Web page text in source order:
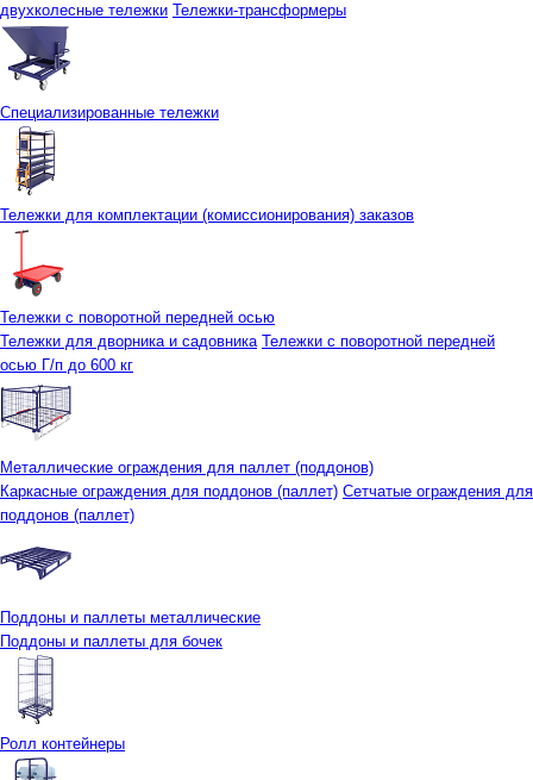
двухколесные тележки Тележки-трансформеры
Специализированные тележки
Тележки для комплектации (комиссионирования) заказов
Тележки с поворотной передней осью
Тележки для дворника и садовника Тележки с поворотной передней
осью Г/п до 600 кг
Металлические ограждения для паллет (поддонов)
Каркасные ограждения для поддонов (паллет) Сетчатые ограждения для
поддонов (паллет)
Поддоны и паллеты металлические
Поддоны и паллеты для бочек
Ролл контейнеры